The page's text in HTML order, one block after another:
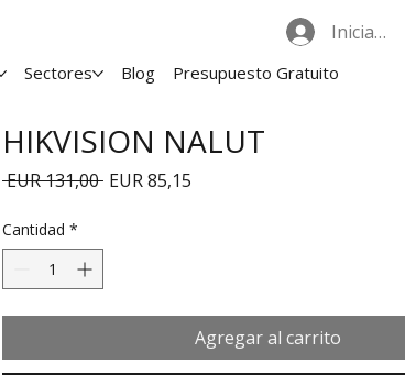
Iniciar
Sectores Blog Presupuesto Gratuito
HIKVISION NALUT
EUR 131,00 Precio
EUR 85,15Precio de oferta
Cantidad *
Agregar al carrito